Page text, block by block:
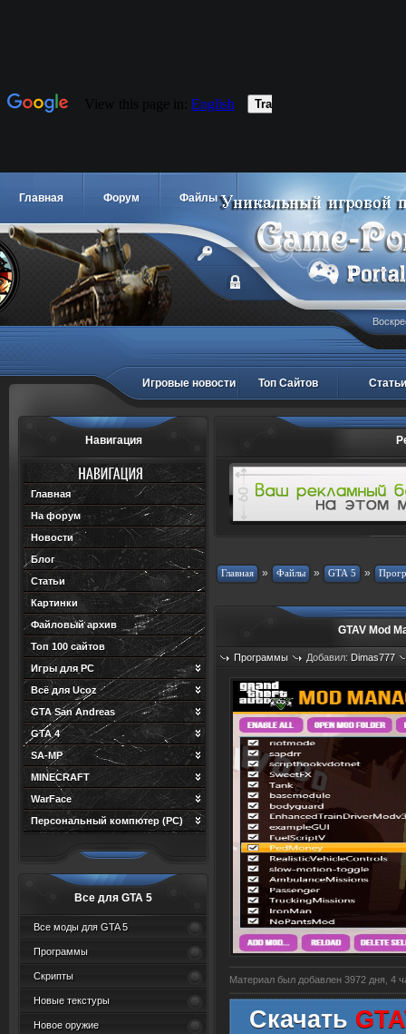
Главная Форум Файлы
Игровые новости Топ Сайтов Статьи
Навигация
Главная
На форум
Новости
Блог
Статьи
Картинки
Файловый архив
Топ 100 сайтов
Игры для PC
Всё для Ucoz
GTA San Andreas
GTA 4
SA-MP
MINECRAFT
WarFace
Персональный компютер (PC)
Все для GTA 5
Все моды для GTA 5
Программы
Скрипты
Новые текстуры
Новое оружие
» » »
GTAV Mod
Программы Добавил: Dimas777
Материал был добавлен 3972 дня, 4
Скачать